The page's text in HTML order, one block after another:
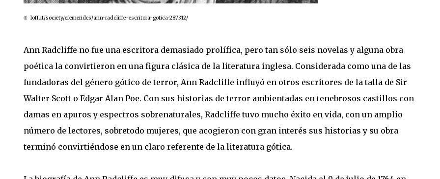
© loff.it/society/efemerides/ann-radcliffe-escritora-gotica-287312/
Ann Radcliffe no fue una escritora demasiado prolífica, pero tan sólo seis novelas y alguna obra
poética la convirtieron en una figura clásica de la literatura inglesa. Considerada como una de las
fundadoras del género gótico de terror, Ann Radcliffe influyó en otros escritores de la talla de Sir
Walter Scott o Edgar Alan Poe. Con sus historias de terror ambientadas en tenebrosos castillos con
damas en apuros y espectros sobrenaturales, Radcliffe tuvo mucho éxito en vida, con un amplio
número de lectores, sobretodo mujeres, que acogieron con gran interés sus historias y su obra
terminó convirtiéndose en un claro referente de la literatura gótica.